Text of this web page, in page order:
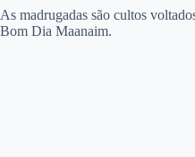
As madrugadas são cultos
Bom Dia Maanaim.